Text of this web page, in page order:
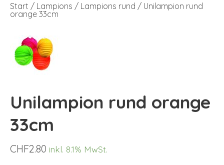
Start / Lampions / Lampions rund / Unilampion rund
orange 33cm
Unilampion rund orange
33cm
CHF2.80 inkl. 8.1% MwSt.